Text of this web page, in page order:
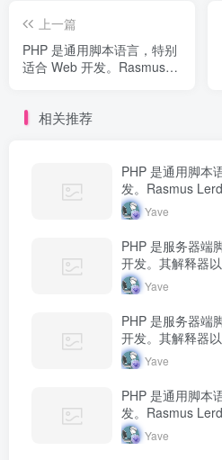
上一篇
PHP 是通用脚本语言，特别
适合 Web 开发。Rasmus
历访问量。如今 PHP 驱动...
相关推荐
PHP 是通用脚本
发。Rasmus
最初用于追踪个
动…
Yave
PHP 是服务器端
开发。其解释器
器中，当收到请
态内容返回给客户
Yave
PHP 是服务器端
开发。其解释器
器中，当收到请
态内容返回给客户
Yave
PHP 是通用脚本
发。Rasmus
最初用于追踪个
动…
Yave